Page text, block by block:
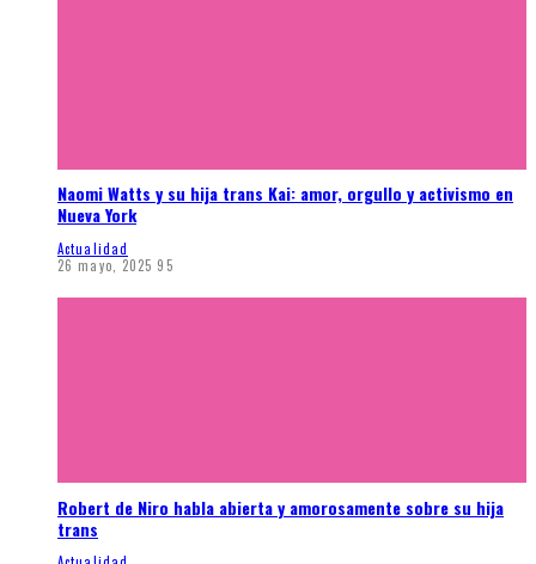
Naomi Watts y su hija trans Kai: amor, orgullo y activismo en
Nueva York
Actualidad
26 mayo, 2025 95
Robert de Niro habla abierta y amorosamente sobre su hija
trans